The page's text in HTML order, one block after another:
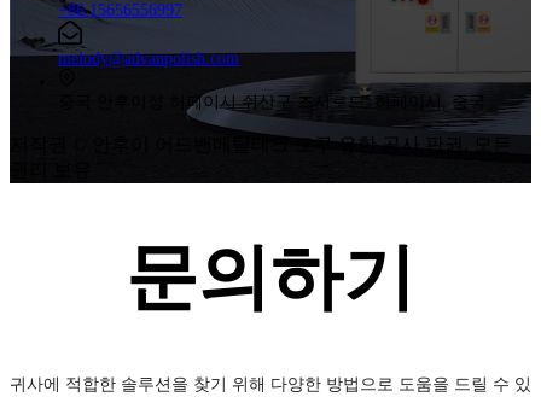
+86 15656556997
melody@advanpolish.com
중국 안후이성 허페이시 쉬산구 즈시로드, 허페이시, 중국
저작권 © 안후이 어드밴메탈테크 도구 유한 공사 판권. 모든
문의하기
귀사에 적합한 솔루션을 찾기 위해 다양한 방법으로 도움을 드릴 수 있